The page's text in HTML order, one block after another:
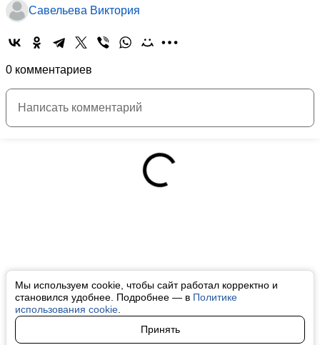
Мы используем cookie, чтобы сайт работал корректно и
становился удобнее. Подробнее — в Политике
использования cookie
Принять
Савельева Виктория
0 комментариев